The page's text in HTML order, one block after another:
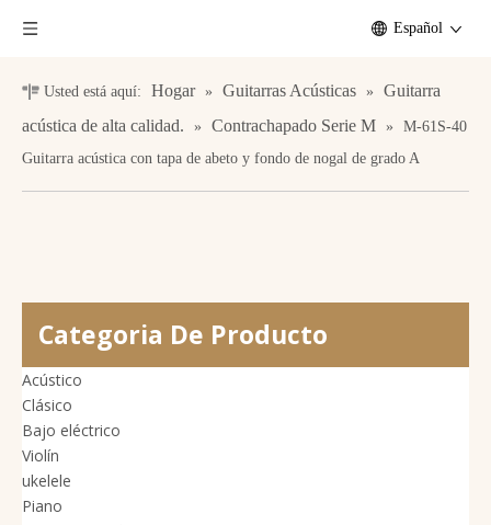
Español
Usted está aquí: Hogar » Guitarras Acústicas »
Guitarra
acústica de alta calidad.
» Contrachapado Serie M »
M-61S-40
Guitarra acústica con tapa de abeto y fondo de nogal de grado A
Categoria De Producto
Acústico
Clásico
Bajo eléctrico
Violín
ukelele
Piano